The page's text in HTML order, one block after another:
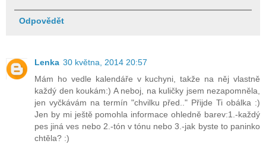
Odpovědět
Lenka 30 května, 2014 20:57
Mám ho vedle kalendáře v kuchyni, takže na něj vlastně
každý den koukám:) A neboj, na kuličky jsem nezapomněla,
jen vyčkávám na termín "chvilku před.." Přijde Ti obálka :)
Jen by mi ještě pomohla informace ohledně barev:1.-každý
pes jiná ves nebo 2.-tón v tónu nebo 3.-jak byste to paninko
chtěla? :)